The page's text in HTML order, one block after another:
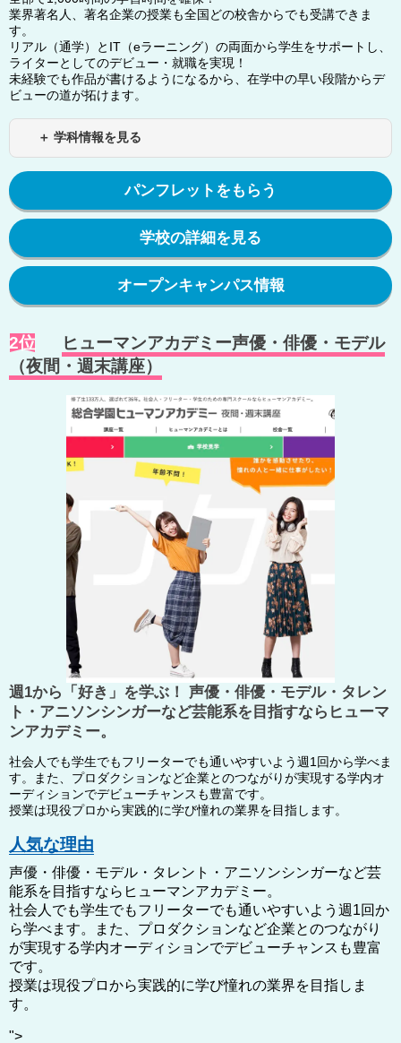
業界著名人、著名企業の授業も全国どの校舎からでも受講できま
す。
リアル（通学）とIT（eラーニング）の両面から学生をサポートし、
ライターとしてのデビュー・就職を実現！
未経験でも作品が書けるようになるから、在学中の早い段階からデ
ビューの道が拓けます。
＋ 学科情報を見る
パンフレットをもらう
学校の詳細を見る
オープンキャンパス情報
2位
ヒューマンアカデミー声優・俳優・モデル
（夜間・週末講座）
週1から「好き」を学ぶ！ 声優・俳優・モデル・タレン
ト・アニソンシンガーなど芸能系を目指すならヒューマ
ンアカデミー。
社会人でも学生でもフリーターでも通いやすいよう週1回から学べま
す。また、プロダクションなど企業とのつながりが実現する学内オ
ーディションでデビューチャンスも豊富です。
授業は現役プロから実践的に学び憧れの業界を目指します。
人気な理由
声優・俳優・モデル・タレント・アニソンシンガーなど芸
能系を目指すならヒューマンアカデミー。
社会人でも学生でもフリーターでも通いやすいよう週1回か
ら学べます。また、プロダクションなど企業とのつながり
が実現する学内オーディションでデビューチャンスも豊富
です。
授業は現役プロから実践的に学び憧れの業界を目指しま
す。
">